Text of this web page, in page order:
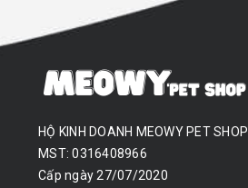
HỘ KINH DOANH MEOWY PET SHOP
MST: 0316408966
Cấp ngày 27/07/2020